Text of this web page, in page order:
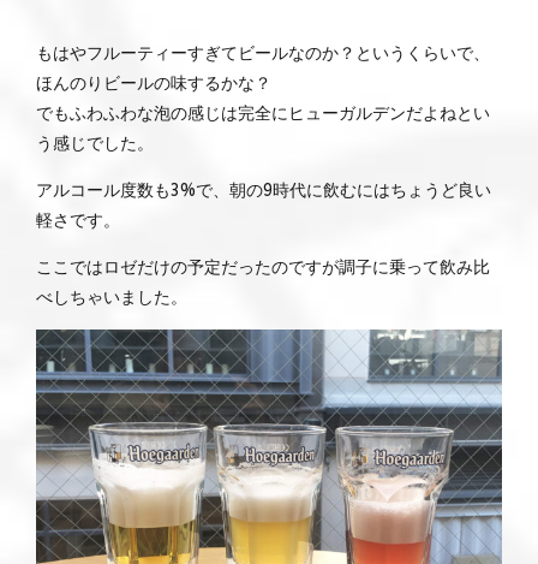
もはやフルーティーすぎてビールなのか？というくらいで、
ほんのりビールの味するかな？
でもふわふわな泡の感じは完全にヒューガルデンだよねとい
う感じでした。
アルコール度数も3%で、朝の9時代に飲むにはちょうど良い
軽さです。
ここではロゼだけの予定だったのですが調子に乗って飲み比
べしちゃいました。